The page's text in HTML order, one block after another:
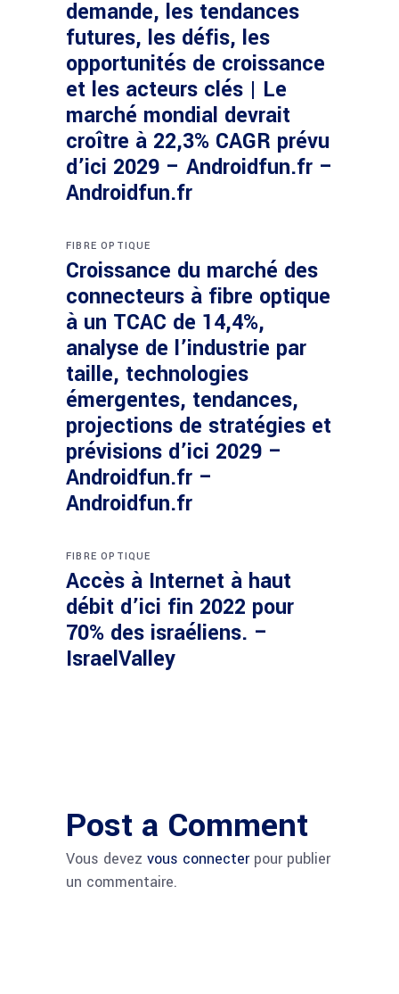
demande, les tendances
futures, les défis, les
opportunités de croissance
et les acteurs clés | Le
marché mondial devrait
croître à 22,3% CAGR prévu
d’ici 2029 – Androidfun.fr –
Androidfun.fr
FIBRE OPTIQUE
Croissance du marché des
connecteurs à fibre optique
à un TCAC de 14,4%,
analyse de l’industrie par
taille, technologies
émergentes, tendances,
projections de stratégies et
prévisions d’ici 2029 –
Androidfun.fr –
Androidfun.fr
FIBRE OPTIQUE
Accès à Internet à haut
débit d’ici fin 2022 pour
70% des israéliens. –
IsraelValley
Post a Comment
Vous devez vous connecterpour publier
un commentaire.